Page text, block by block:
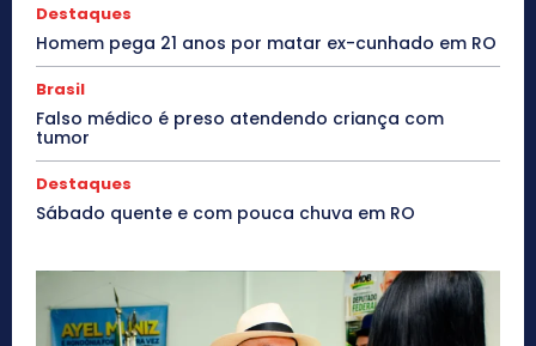
Destaques
Homem pega 21 anos por matar ex-cunhado em RO
Brasil
Falso médico é preso atendendo criança com
tumor
Destaques
Sábado quente e com pouca chuva em RO